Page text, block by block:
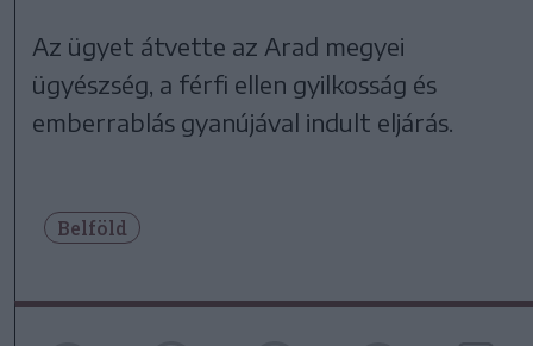
Az ügyet átvette az Arad megyei
ügyészség, a férfi ellen gyilkosság és
emberrablás gyanújával indult eljárás.
Belföld